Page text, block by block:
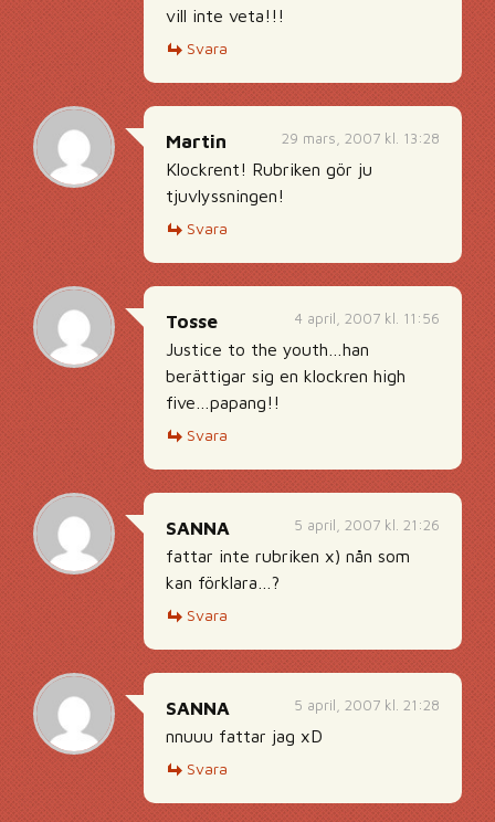
vill inte veta!!!
Svara
29 mars, 2007 kl. 13:28
Martin
Klockrent! Rubriken gör ju
tjuvlyssningen!
Svara
4 april, 2007 kl. 11:56
Tosse
Justice to the youth…han
berättigar sig en klockren high
five…papang!!
Svara
5 april, 2007 kl. 21:26
SANNA
fattar inte rubriken x) nån som
kan förklara…?
Svara
5 april, 2007 kl. 21:28
SANNA
nnuuu fattar jag xD
Svara